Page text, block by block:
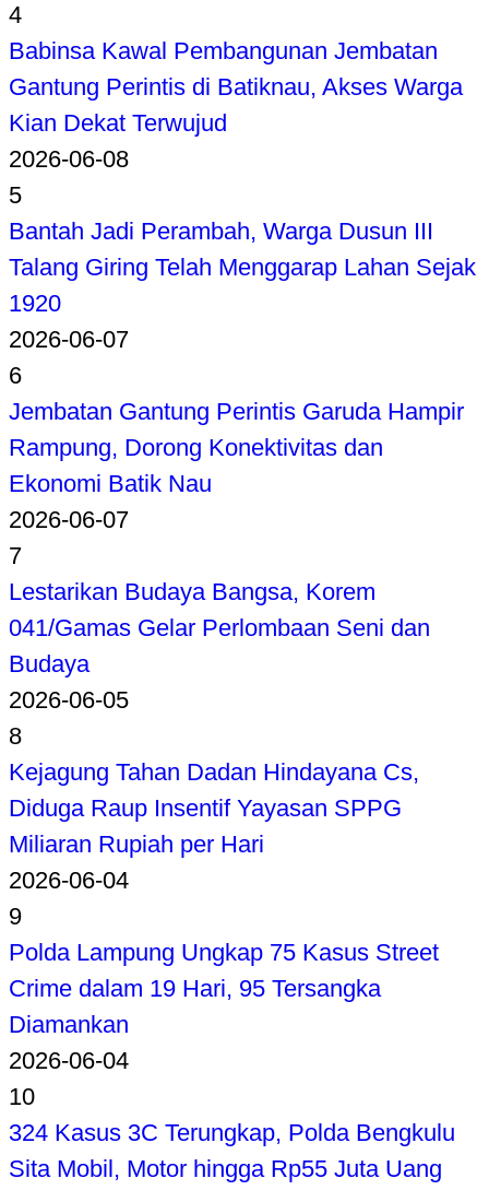
4
Babinsa Kawal Pembangunan Jembatan
Gantung Perintis di Batiknau, Akses Warga
Kian Dekat Terwujud
2026-06-08
5
Bantah Jadi Perambah, Warga Dusun III
Talang Giring Telah Menggarap Lahan Sejak
1920
2026-06-07
6
Jembatan Gantung Perintis Garuda Hampir
Rampung, Dorong Konektivitas dan
Ekonomi Batik Nau
2026-06-07
7
Lestarikan Budaya Bangsa, Korem
041/Gamas Gelar Perlombaan Seni dan
Budaya
2026-06-05
8
Kejagung Tahan Dadan Hindayana Cs,
Diduga Raup Insentif Yayasan SPPG
Miliaran Rupiah per Hari
2026-06-04
9
Polda Lampung Ungkap 75 Kasus Street
Crime dalam 19 Hari, 95 Tersangka
Diamankan
2026-06-04
10
324 Kasus 3C Terungkap, Polda Bengkulu
Sita Mobil, Motor hingga Rp55 Juta Uang